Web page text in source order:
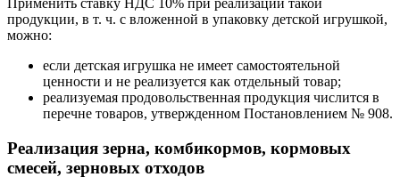
продукции, в т. ч. с вложенной в упаковку детской игрушкой,
можно:
если детская игрушка не имеет самостоятельной
ценности и не реализуется как отдельный товар;
реализуемая продовольственная продукция числится в
перечне товаров, утвержденном Постановлением № 908.
Реализация зерна, комбикормов, кормовых
смесей, зерновых отходов